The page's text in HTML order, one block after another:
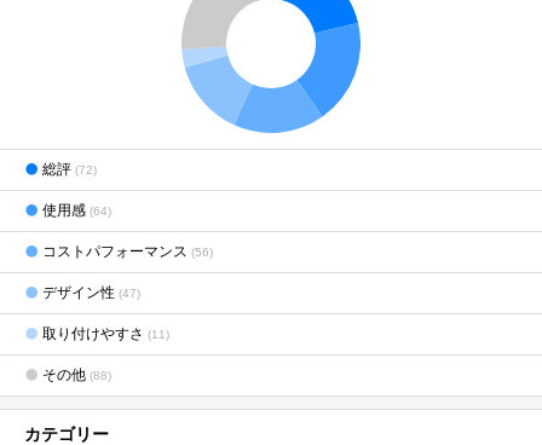
総評 (72)
使用感 (64)
コストパフォーマンス (56)
デザイン性 (47)
取り付けやすさ (11)
その他 (88)
カテゴリー